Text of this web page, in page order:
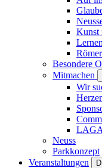
Kunst
Besondere
Mitmachen
Wir
Neuss
Parkkonzept
Veranstaltungen